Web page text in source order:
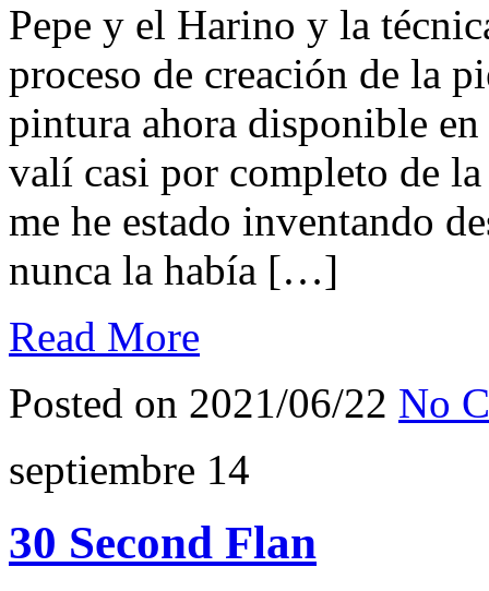
Pepe y el Harino y la
proceso de creación de la
pintura ahora disponible en
valí casi por completo de
me he estado inventando
nunca la había […]
Read More
Posted on 2021/06/22 No
septiembre 14
30 Second Flan